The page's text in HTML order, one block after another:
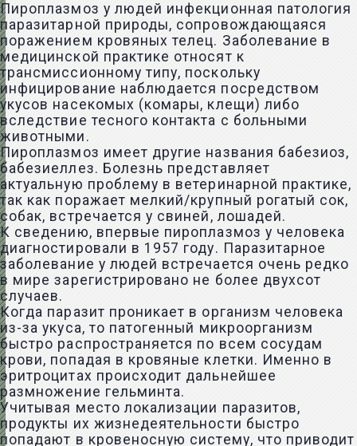
Пироплазмоз у людей инфекционная патология
паразитарной природы, сопровождающаяся
поражением кровяных телец. Заболевание в
медицинской практике относят к
трансмиссионному типу, поскольку
инфицирование наблюдается посредством
укусов насекомых (комары, клещи) либо
вследствие тесного контакта с больными
животными.
Пироплазмоз имеет другие названия бабезиоз,
бабезиеллез. Болезнь представляет
актуальную проблему в ветеринарной практике,
так как поражает мелкий/крупный рогатый сок,
собак, встречается у свиней, лошадей.
К сведению, впервые пироплазмоз у человека
диагностировали в 1957 году. Паразитарное
заболевание у людей встречается очень редко
в мире зарегистрировано не более двухсот
случаев.
Когда паразит проникает в организм человека
из-за укуса, то патогенный микроорганизм
быстро распространяется по всем сосудам
крови, попадая в кровяные клетки. Именно в
эритроцитах происходит дальнейшее
размножение гельминта.
Учитывая место локализации паразитов,
продукты их жизнедеятельности быстро
попадают в кровеносную систему, что приводит